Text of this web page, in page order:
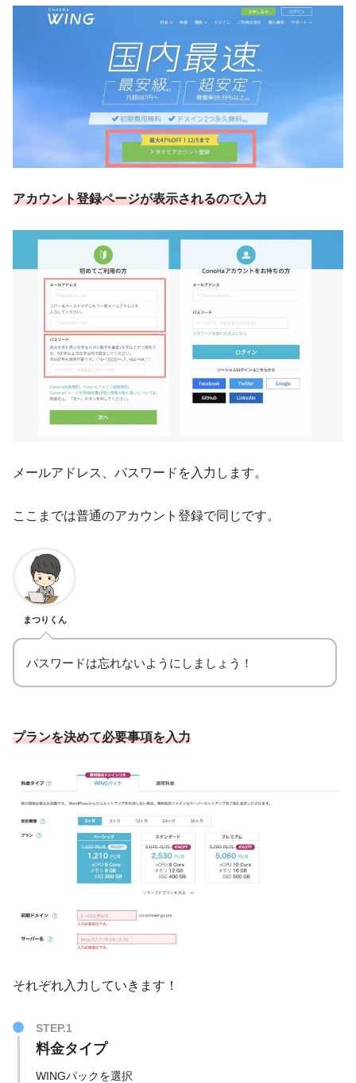
アカウント登録ページが表示されるので入力
メールアドレス、パスワードを入力します。
ここまでは普通のアカウント登録で同じです。
まつりくん
パスワードは忘れないようにしましょう！
プランを決めて必要事項を入力
それぞれ入力していきます！
STEP.1
料金タイプ
WINGパックを選択